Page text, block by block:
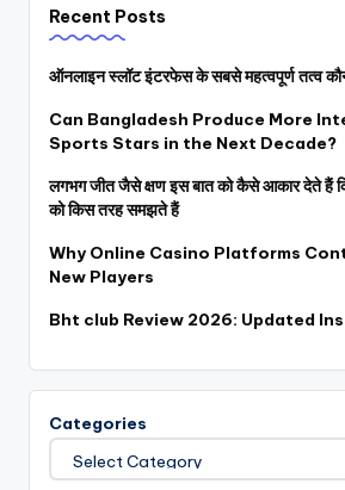
Recent Posts
ऑनलाइन स्लॉट इंटरफेस के सबसे महत्वपूर्ण तत्व
Can Bangladesh Produce More
Sports Stars in the Next Decade?
लगभग जीत जैसे क्षण इस बात को कैसे आकार देते हैं कि
को किस तरह समझते हैं
Why Online Casino Platforms
New Players
Bht club Review 2026: Updated
Categories